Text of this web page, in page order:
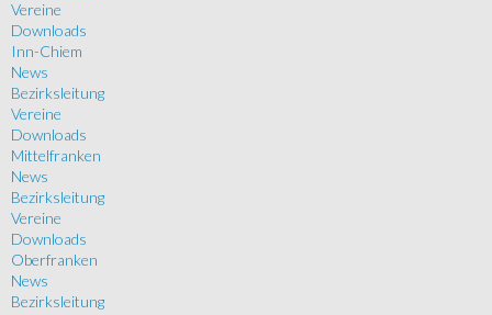
Vereine
Downloads
Inn-Chiem
News
Bezirksleitung
Vereine
Downloads
Mittelfranken
News
Bezirksleitung
Vereine
Downloads
Oberfranken
News
Bezirksleitung